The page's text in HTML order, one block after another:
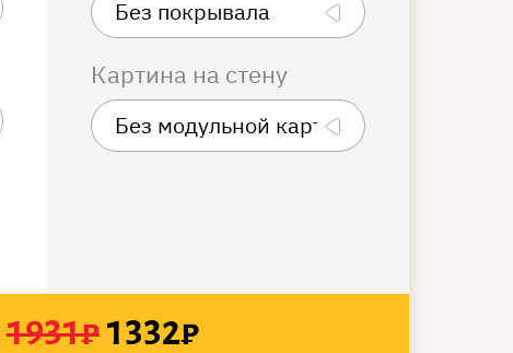
Картина на стену
1931₽1332₽